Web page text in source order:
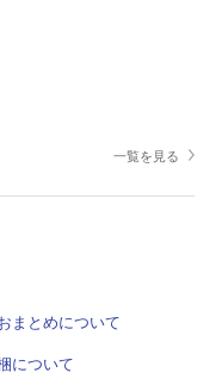
一覧を見る
まとめについて
について